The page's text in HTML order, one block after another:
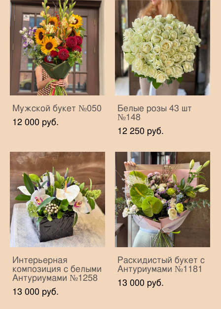
Мужской букет №050
12 000 pуб.
Белые розы 43 шт
№148
12 250 pуб.
Интерьерная
композиция с белыми
Антуриумами №1258
13 000 pуб.
Раскидистый букет с
Антуриумами №1181
13 000 pуб.